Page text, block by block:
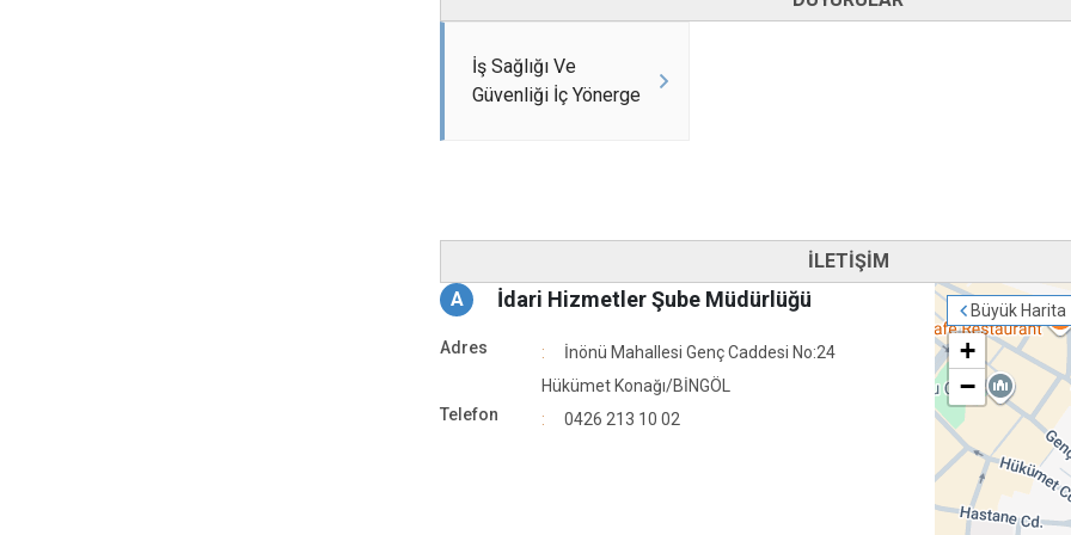
İş Sağlığı Ve
Güvenliği İç Yönerge
İLETİŞİM
Büyük Harita
+
−
A İdari Hizmetler Şube Müdürlüğü
Adres
İnönü Mahallesi Genç Caddesi No:24
Hükümet Konağı/BİNGÖL
Telefon
0426 213 10 02